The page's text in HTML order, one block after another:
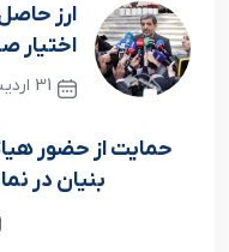
ارز
اختیار
31 اردیبهشت 1403
حمایت از حضور
بنیان در